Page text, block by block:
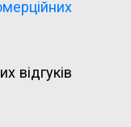
відгуків